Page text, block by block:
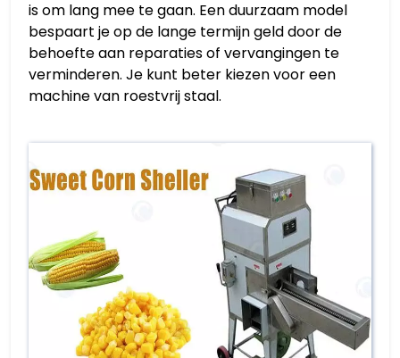
is om lang mee te gaan. Een duurzaam model
bespaart je op de lange termijn geld door de
behoefte aan reparaties of vervangingen te
verminderen. Je kunt beter kiezen voor een
machine van roestvrij staal.